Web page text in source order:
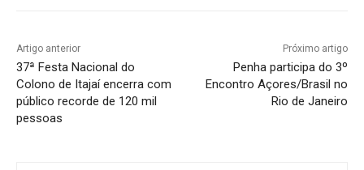
Artigo anterior
37ª Festa Nacional do
Colono de Itajaí encerra com
público recorde de 120 mil
pessoas
Próximo artigo
Penha participa do 3º
Encontro Açores/Brasil no
Rio de Janeiro